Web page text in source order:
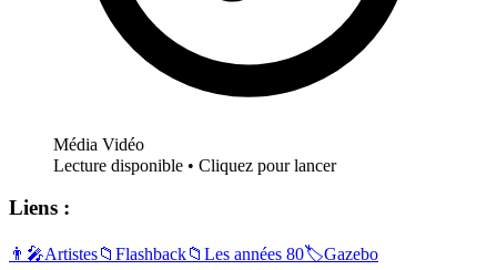
Média Vidéo
Lecture disponible • Cliquez pour lancer
Liens :
👨‍🎤Artistes📁 Flashback📁 Les années 80🏷️Gazebo